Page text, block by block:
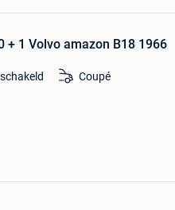
+ 1 Volvo amazon B18 1966
Coupé